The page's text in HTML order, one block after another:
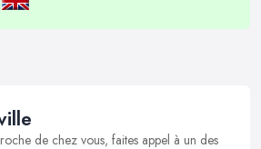
de chez vous, faites appel à un des